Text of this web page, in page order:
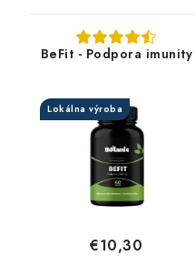
BeFit - Podpora imunity
Lokálna výroba
€10,30